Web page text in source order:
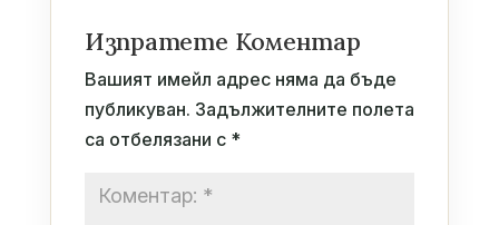
Изпратете Коментар
Вашият имейл адрес няма да бъде
публикуван. Задължителните полета
са отбелязани с *